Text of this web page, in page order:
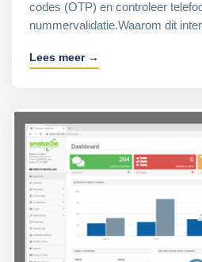
codes (OTP) en controleer
nummervalidatie.Waarom dit
Lees meer →